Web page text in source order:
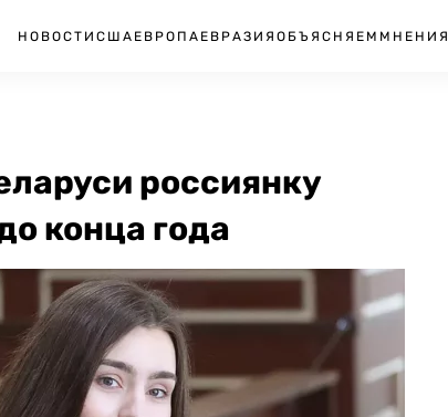
НОВОСТИ США ЕВРОПА ЕВРАЗИЯ ОБЪЯСНЯЕМ МНЕНИЯ
россиянку
конца года